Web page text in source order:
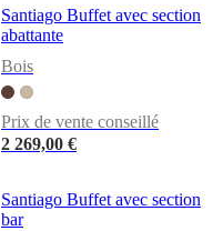
Santiago Buffet avec section
abattante
Bois
Prix de vente conseillé
2 269,00 €
Santiago Buffet avec section
bar